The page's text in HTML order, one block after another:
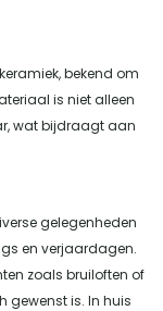
bekend om
is niet alleen
wat bijdraagt aan
gelegenheden
en verjaardagen.
zoals bruiloften of
gewenst is. In huis